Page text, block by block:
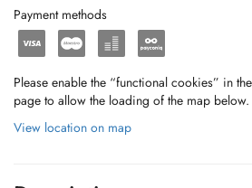
Payment methods
Please enable the “functional cookies” in
page to allow the loading of the map below.
View location on map